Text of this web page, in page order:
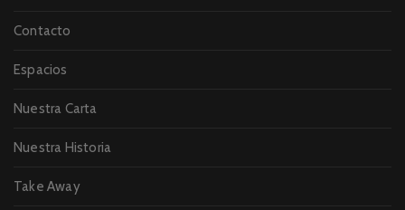
Contacto
Espacios
Nuestra Carta
Nuestra Historia
Take Away